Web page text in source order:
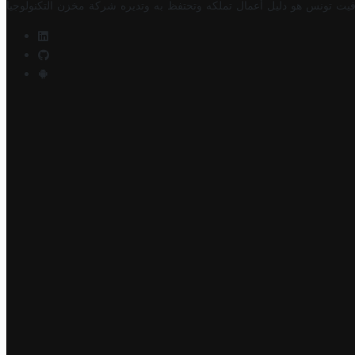
تونس هو دليل أعمال تملكه وتحتفظ به وتديره شركة مخزن التكنولوجيا